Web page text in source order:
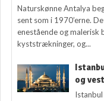
Naturskønne Antalya
sent som i 1970’erne.
enestående og malerisk
kyststrækninger, og...
og